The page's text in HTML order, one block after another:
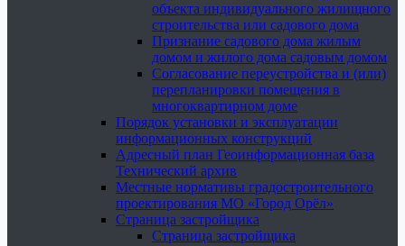
объекта индивидуального жилищного
строительства или садового дома
Признание садового дома жилым
домом и жилого дома садовым домом
Согласование переустройства и (или)
перепланировки помещения в
многоквартирном доме
Порядок установки и эксплуатации
информационных конструкций
Адресный план Геоинформационная база
Технический архив
Местные нормативы градостроительного
проектирования МО «Город Орёл»
Страница застройщика
Страница застройщика